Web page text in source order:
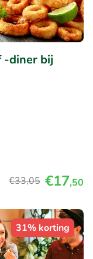
-diner bij
€33,05 €17,50
31% korting